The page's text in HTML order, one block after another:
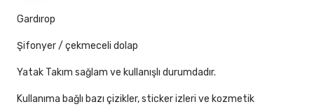
Gardırop
Şifonyer / çekmeceli dolap
Yatak Takım sağlam ve kullanışlı durumdadır.
Kullanıma bağlı bazı çizikler, sticker izleri ve kozmetik